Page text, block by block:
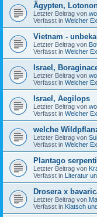
Ägypten,
Letzter Beitrag von
Verfasst in Welcher
Vietnam -
Letzter Beitrag von
Verfasst in Welcher
Israel,
Letzter Beitrag von
Verfasst in Welcher
Israel, Aegilops
Letzter Beitrag von
Verfasst in Welcher
welche
Letzter Beitrag von
Verfasst in Welcher
Plantago
Letzter Beitrag von
Verfasst in Literatur
Drosera x
Letzter Beitrag von
Verfasst in Klatsch